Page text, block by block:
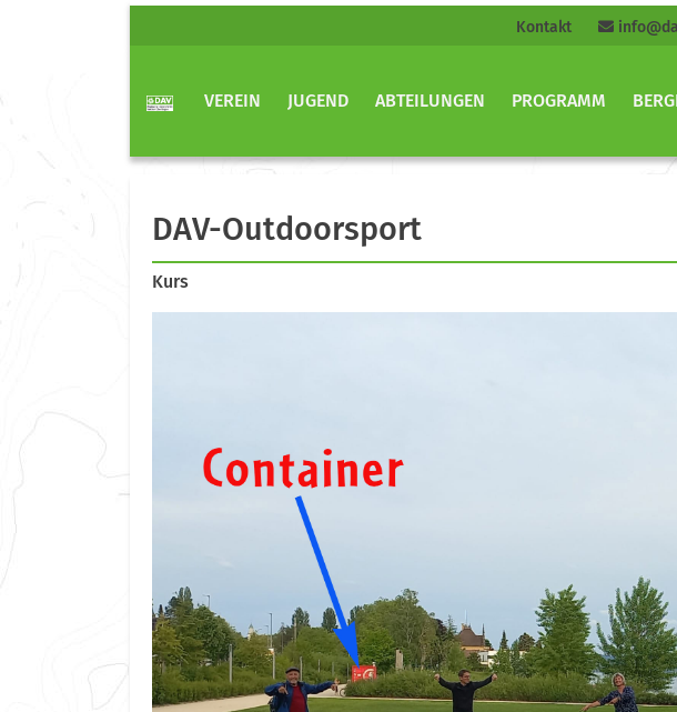
Kontakt
VEREIN JUGEND ABTEILUNGEN PROGRAMM
DAV-Outdoorsport
Kurs